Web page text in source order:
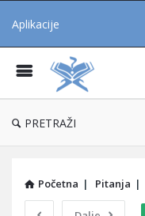
Aplikacije
PRETRAŽI
Početna | Pitanja |